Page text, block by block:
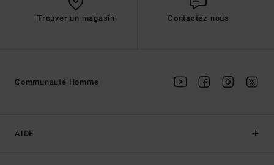
Trouver un magasin Contactez nous
AIDE
Communauté Homme